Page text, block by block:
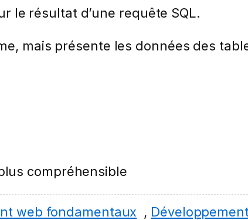
le résultat d’une requête SQL.
mais présente les données des
compréhensible
web fondamentaux ,